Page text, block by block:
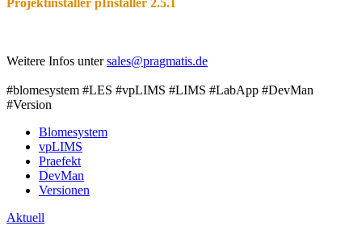
Projektinstaller pInstaller 2.5.1
Weitere Infos unter
#blomesystem #LES #vpLIMS #LIMS #LabApp #DevMan
#Version
Blomesystem
vpLIMS
Praefekt
DevMan
Versionen
Aktuell